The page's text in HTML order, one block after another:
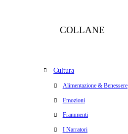
COLLANE
Cultura
Alimentazione & Benessere
Emozioni
Frammenti
I Narratori